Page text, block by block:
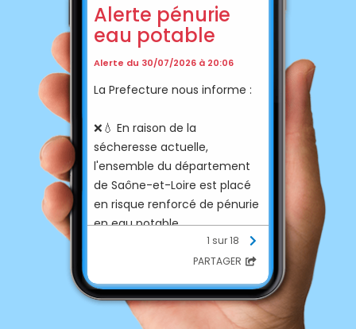
Alerte pénurie
eau potable
Alerte du 30/07/2026 à 20:06
La Prefecture nous informe :
❌💧 En raison de la
sécheresse actuelle,
l'ensemble du département
de Saône-et-Loire est placé
en risque renforcé de pénurie
en eau potable.
⚠ Le stade suivant est celui
de la pénurie effective.
🟠 En cas d’aggravation de la
1 sur 18
PARTAGER